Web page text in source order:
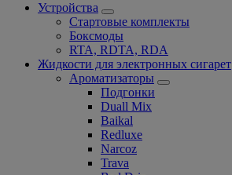
Устройства
Стартовые комплекты
Боксмоды
RTA, RDTA, RDA
Жидкости для электронных сигарет
Ароматизаторы
Подгонки
Duall Mix
Baikal
Redluxe
Narcoz
Trava